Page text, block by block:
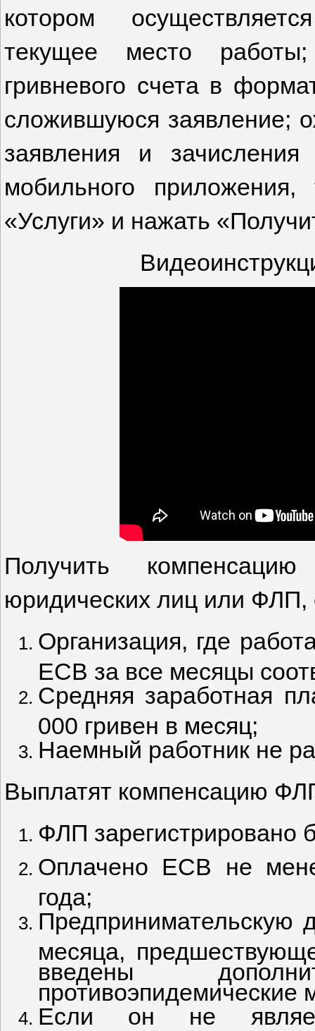
котором
текущее место
гривневого счета в
сложившуюся заявление;
заявления и
мобильного
«Услуги» и нажать
Получить
юридических лиц или ФЛП,
Организация, где
ЕСВ за все месяцы
Средняя заработная
000 гривен в месяц;
Наемный работник не
Выплатят компенсацию
ФЛП зарегистрировано
Оплачено ЕСВ не
года;
Предпринимательскую
месяца,
введены
противоэпидемические
Если он не